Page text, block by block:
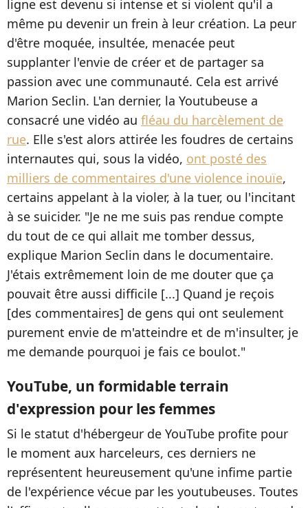
ligne est devenu si intense et si violent qu'il a
même pu devenir un frein à leur création. La peur
d'être moquée, insultée, menacée peut
supplanter l'envie de créer et de partager sa
passion avec une communauté. Cela est arrivé
Marion Seclin. L'an dernier, la Youtubeuse a
consacré une vidéo au fléau du harcèlement de
rue. Elle s'est alors attirée les foudres de certains
internautes qui, sous la vidéo, ont posté des
milliers de commentaires d'une violence inouïe,
certains appelant à la violer, à la tuer, ou l'incitant
à se suicider. "Je ne me suis pas rendue compte
du tout de ce qui allait me tomber dessus,
explique Marion Seclin dans le documentaire.
J'étais extrêmement loin de me douter que ça
pouvait être aussi difficile [...] Quand je reçois
[des commentaires] de gens qui ont seulement
purement envie de m'atteindre et de m'insulter, je
me demande pourquoi je fais ce boulot."
YouTube, un formidable terrain
d'expression pour les femmes
Si le statut d'hébergeur de YouTube profite pour
le moment aux harceleurs, ces derniers ne
représentent heureusement qu'une infime partie
de l'expérience vécue par les youtubeuses. Toutes